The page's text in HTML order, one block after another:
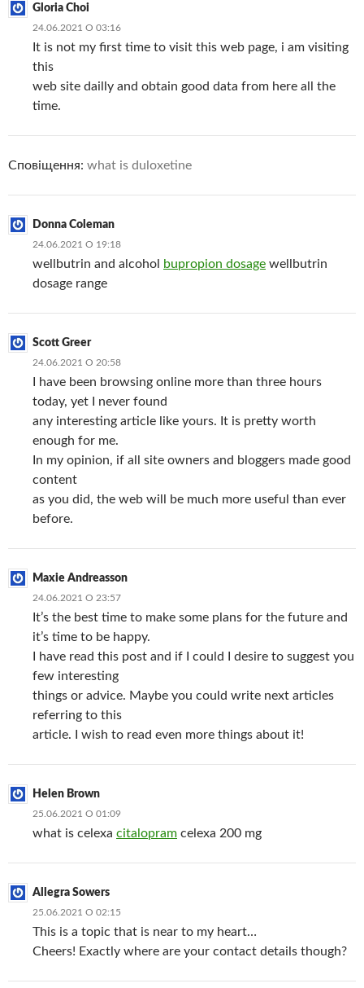
Gloria Choi
24.06.2021 О 03:16
It is not my first time to visit this web page, i am visiting
this
web site dailly and obtain good data from here all the
time.
Сповіщення: what is duloxetine
Donna Coleman
24.06.2021 О 19:18
wellbutrin and alcohol bupropion dosage wellbutrin
dosage range
Scott Greer
24.06.2021 О 20:58
I have been browsing online more than three hours
today, yet I never found
any interesting article like yours. It is pretty worth
enough for me.
In my opinion, if all site owners and bloggers made good
content
as you did, the web will be much more useful than ever
before.
Maxie Andreasson
24.06.2021 О 23:57
It’s the best time to make some plans for the future and
it’s time to be happy.
I have read this post and if I could I desire to suggest you
few interesting
things or advice. Maybe you could write next articles
referring to this
article. I wish to read even more things about it!
Helen Brown
25.06.2021 О 01:09
what is celexa citalopram celexa 200 mg
Allegra Sowers
25.06.2021 О 02:15
This is a topic that is near to my heart…
Cheers! Exactly where are your contact details though?